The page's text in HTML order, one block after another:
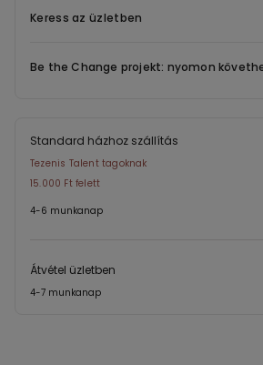
Keress az üzletben
Be the Change projekt: nyomon
Standard házhoz szállítás
Tezenis Talent tagoknak
15.000 Ft felett
4-6 munkanap
Átvétel üzletben
4-7 munkanap